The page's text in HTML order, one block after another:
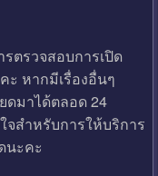
ตรวจสอบการเปิด
หากมีเรื่องอื่นๆ
ดมาได้ตลอด 24
สำหรับการให้บริการ
นะคะ